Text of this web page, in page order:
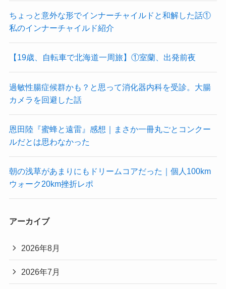
ちょっと意外な形でインナーチャイルドと和解した話①
私のインナーチャイルド紹介
【19歳、自転車で北海道一周旅】①室蘭、出発前夜
過敏性腸症候群かも？と思って消化器内科を受診。大腸
カメラを回避した話
恩田陸『蜜蜂と遠雷』感想｜まさか一冊丸ごとコンクー
ルだとは思わなかった
朝の浅草があまりにもドリームコアだった｜個人100km
ウォーク20km挫折レポ
アーカイブ
2026年8月
2026年7月